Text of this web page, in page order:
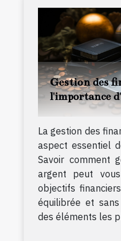
Gestion des
l'importance
La gestion des
aspect essentiel
Savoir comment
argent peut
objectifs
équilibrée et
des éléments les